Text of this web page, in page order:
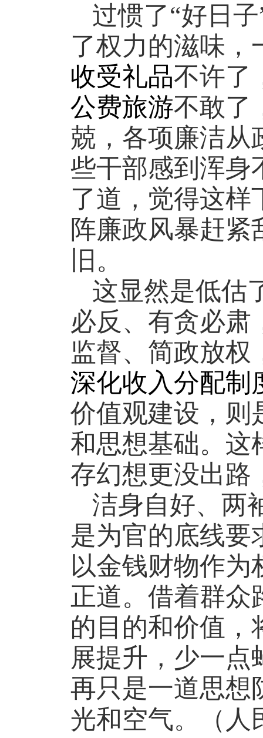
过惯了“好日
了权力的滋味，
收受礼品不许了
公费旅游不敢了
兢，各项廉洁从
些干部感到浑身
了道，觉得这样
阵廉政风暴赶
旧。
这显然是低估
必反、有贪必肃
监督、简政放权
深化收入分配制
价值观建设，则
和思想基础。这
存幻想更没出路
洁身自好、两
是为官的底线要
以金钱财物作为
正道。借着群众
的目的和价值，
展提升，少一点
再只是一道思想
光和空气。（人